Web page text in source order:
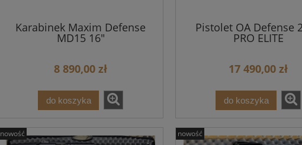
Karabinek Maxim Defense
MD15 16"
8 890,00 zł
do koszyka
Pistolet OA Defense
PRO ELITE
17 490,00 zł
do koszyka
nowość nowość